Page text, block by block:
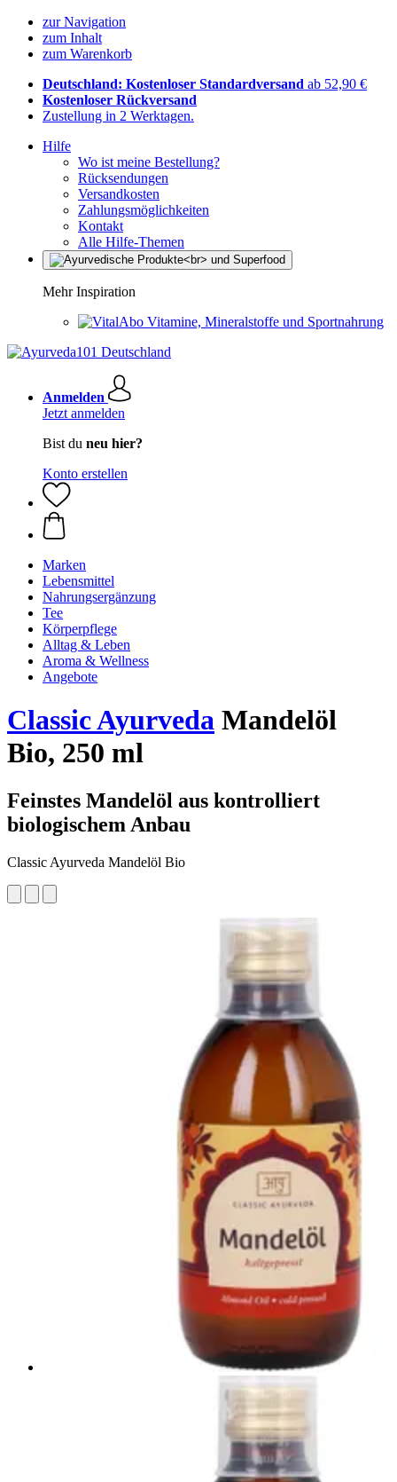
zur Navigation
zum Inhalt
zum Warenkorb
Deutschland: Kostenloser Standardversand ab 52,90 €
Kostenloser Rückversand
Zustellung in 2 Werktagen.
Hilfe
Wo ist meine Bestellung?
Rücksendungen
Versandkosten
Zahlungsmöglichkeiten
Kontakt
Alle Hilfe-Themen
Mehr Inspiration
Vitamine, Mineralstoffe und Sportnahrung
Anmelden
Jetzt anmelden
Bist du neu hier?
Konto erstellen
Marken
Lebensmittel
Nahrungsergänzung
Tee
Körperpflege
Alltag & Leben
Aroma & Wellness
Angebote
Classic Ayurveda Mandelöl
Bio, 250 ml
Feinstes Mandelöl aus kontrolliert
biologischem Anbau
Classic Ayurveda Mandelöl Bio